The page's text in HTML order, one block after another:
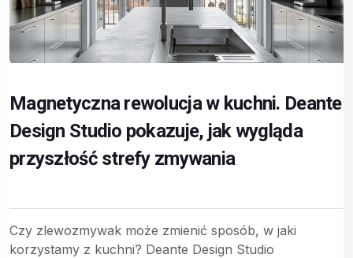
Magnetyczna rewolucja w kuchni. Deante
Design Studio pokazuje, jak wygląda
przyszłość strefy zmywania
Czy zlewozmywak może zmienić sposób, w jaki
korzystamy z kuchni? Deante Design Studio